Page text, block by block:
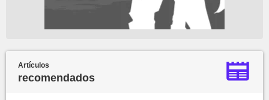
Artículos
recomendados